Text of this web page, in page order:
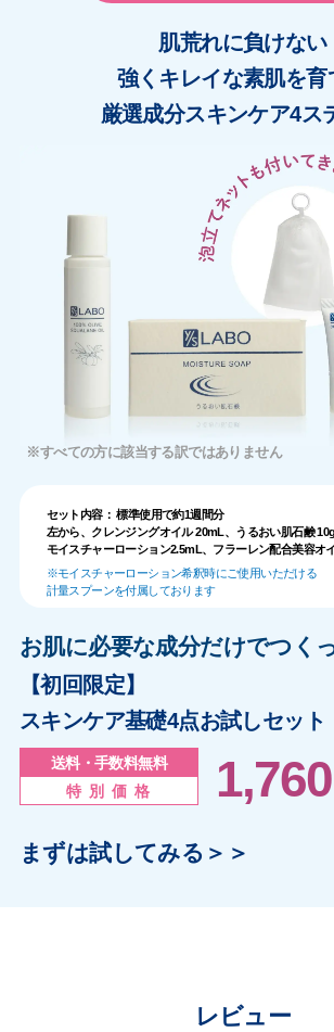
肌荒れに負けない
強くキレイな素肌を育
厳選成分スキンケア4ス
※すべての方に該当する訳ではありません
セット内容： 標準使用で約1週間分
左から、クレンジングオイル 20mL、うるおい肌石鹸 10g
モイスチャーローション2.5mL、フラーレン配合美容オ
※モイスチャーローション希釈時にご使用いただける
計量スプーンを付属しております
お肌に必要な成分だけでつく
【初回限定】
スキンケア基礎4点お試しセット
送料・手数料無料
特 別 価 格
1,760
まずは試してみる＞＞
レビュー